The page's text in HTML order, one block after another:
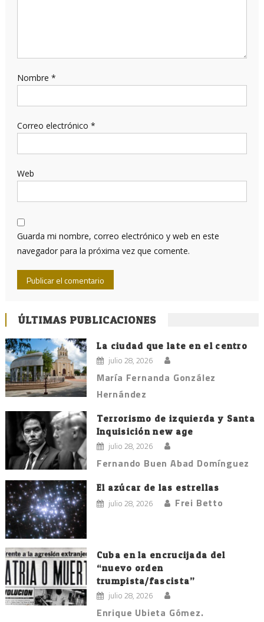
Nombre *
Correo electrónico *
Web
Guarda mi nombre, correo electrónico y web en este
navegador para la próxima vez que comente.
ÚLTIMAS PUBLICACIONES
La ciudad que late en el centro
julio 28, 2026
María Fernanda González
Hernández
Terrorismo de izquierda y Santa
Inquisición new age
julio 28, 2026
Fernando Buen Abad Domínguez
El azúcar de las estrellas
julio 28, 2026 Frei Betto
Cuba en la encrucijada del
“nuevo orden
trumpista/fascista”
julio 28, 2026
Enrique Ubieta Gómez.